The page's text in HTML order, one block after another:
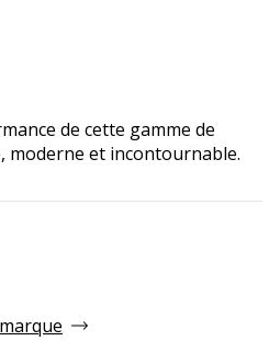
de cette gamme de
moderne et incontournable.